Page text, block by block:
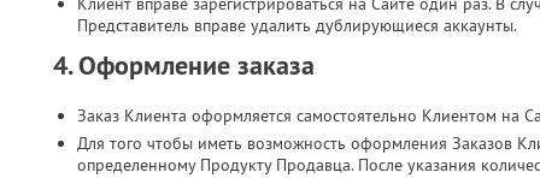
Представитель вправе удалить дублирующиеся аккаунты.
4. Оформление заказа
Заказ Клиента оформляется самостоятельно Клиентом на
Для того чтобы иметь возможность оформления Заказов
определенному Продукту Продавца. После указания